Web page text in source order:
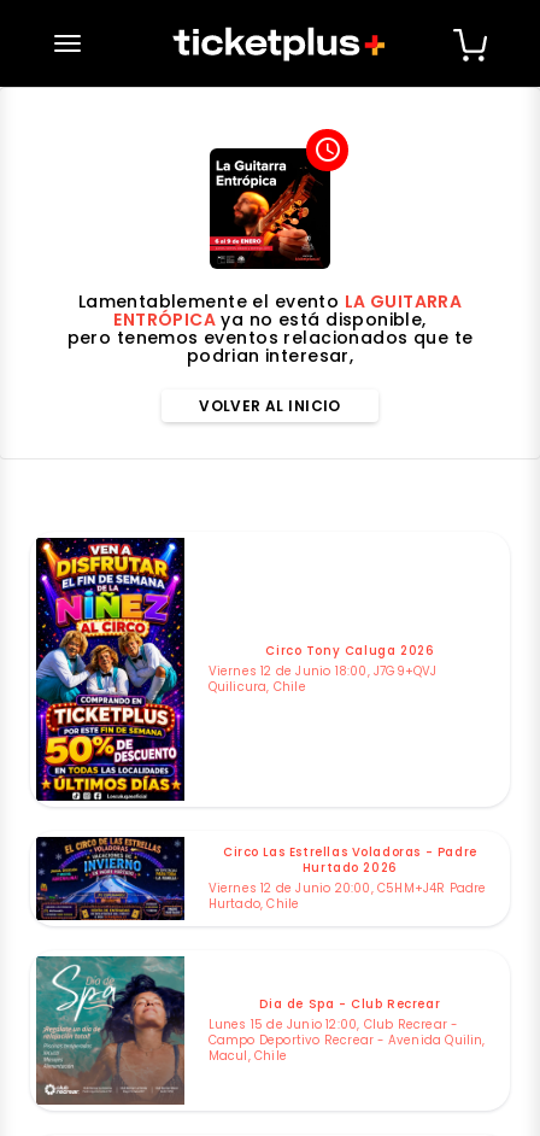
desplegar navegación
access_time
Lamentablemente el evento LA GUITARRA
ENTRÓPICA ya no está disponible,
pero tenemos eventos relacionados que te
podrian interesar,
VOLVER AL INICIO
Circo Tony Caluga 2026
Viernes 12 de Junio 18:00, J7G9+QVJ
Quilicura, Chile
Circo Las Estrellas Voladoras - Padre
Hurtado 2026
Viernes 12 de Junio 20:00, C5HM+J4R Padre
Hurtado, Chile
Dia de Spa - Club Recrear
Lunes 15 de Junio 12:00, Club Recrear -
Campo Deportivo Recrear - Avenida Quilin,
Macul, Chile